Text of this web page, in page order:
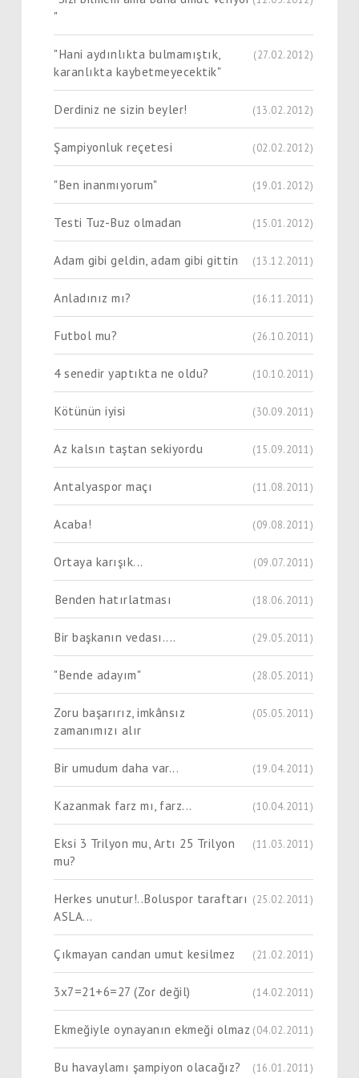
"
"Hani aydınlıkta bulmamıştık,
karanlıkta kaybetmeyecektik"
(27.02.2012)
Derdiniz ne sizin beyler! (13.02.2012)
Şampiyonluk reçetesi (02.02.2012)
"Ben inanmıyorum" (19.01.2012)
Testi Tuz-Buz olmadan (15.01.2012)
Adam gibi geldin, adam gibi gittin (13.12.2011)
Anladınız mı? (16.11.2011)
Futbol mu? (26.10.2011)
4 senedir yaptıkta ne oldu? (10.10.2011)
Kötünün iyisi (30.09.2011)
Az kalsın taştan sekiyordu (15.09.2011)
Antalyaspor maçı (11.08.2011)
Acaba! (09.08.2011)
Ortaya karışık... (09.07.2011)
Benden hatırlatması (18.06.2011)
Bir başkanın vedası.... (29.05.2011)
"Bende adayım" (28.05.2011)
Zoru başarırız, imkânsız
zamanımızı alır
(05.05.2011)
Bir umudum daha var... (19.04.2011)
Kazanmak farz mı, farz... (10.04.2011)
Eksi 3 Trilyon mu, Artı 25 Trilyon
mu?
(11.03.2011)
Herkes unutur!..Boluspor taraftarı
ASLA...
(25.02.2011)
Çıkmayan candan umut kesilmez (21.02.2011)
3x7=21+6=27 (Zor değil) (14.02.2011)
Ekmeğiyle oynayanın ekmeği olmaz (04.02.2011)
Bu havaylamı şampiyon olacağız? (16.01.2011)